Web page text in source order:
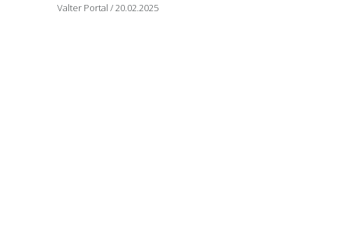
Valter Portal 20.02.2025